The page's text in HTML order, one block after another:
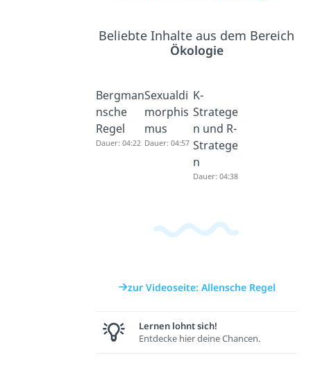
Beliebte Inhalte aus dem Bereich
Ökologie
Bergman
nsche
Regel
Dauer: 04:22
Sexualdi
morphis
mus
Dauer: 04:57
K-
Stratege
n und R-
Stratege
n
Dauer: 04:38
zur Videoseite: Allensche Regel
Lernen lohnt sich!
Entdecke hier deine Chancen.